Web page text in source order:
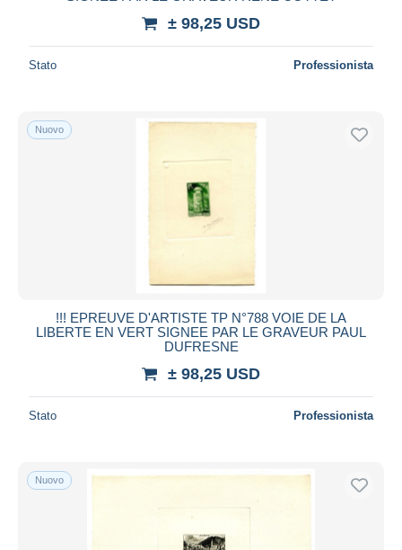
± 98,25 USD
Stato Professionista
Nuovo
!!! EPREUVE D'ARTISTE TP N°788 VOIE DE LA
LIBERTE EN VERT SIGNEE PAR LE GRAVEUR PAUL
DUFRESNE
± 98,25 USD
Stato Professionista
Nuovo